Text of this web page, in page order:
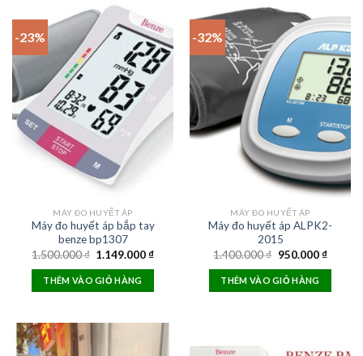
-23%
MÁY ĐO HUYẾT ÁP
Máy đo huyết áp bắp tay
benze bp1307
1.500.000₫ Original
was:
1.500.000 ₫.
1.149.000₫Current
THÊM VÀO GIỎ HÀNG
-32%
MÁY ĐO HUYẾT ÁP
Máy đo huyết áp ALPK2-
2015
1.400.000₫ Original
was:
1.400.000 ₫.
950.000₫
THÊM VÀO GIỎ HÀNG